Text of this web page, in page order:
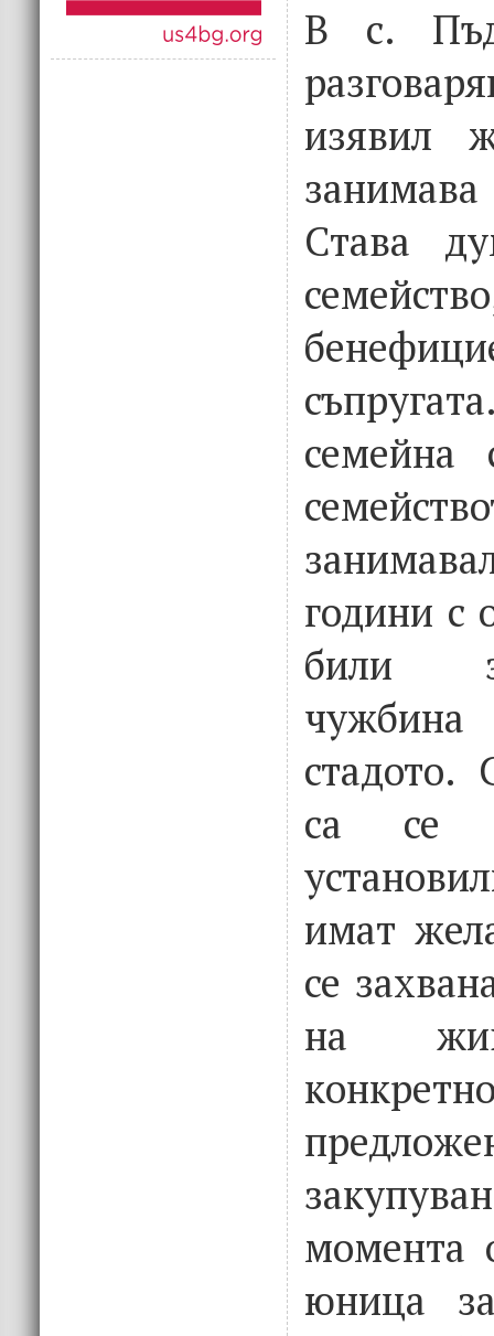
В с.
изявил
Става
години с
били
стадото.
са се
имат
се
на
момента
юница